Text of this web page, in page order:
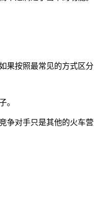
按照最常见的方式区
。
争对手只是其他的火